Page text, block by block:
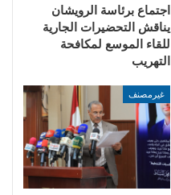
اجتماع برئاسة الرويشان
يناقش التحضيرات الجارية
للقاء الموسع لمكافحة
التهريب
غيرمصنف